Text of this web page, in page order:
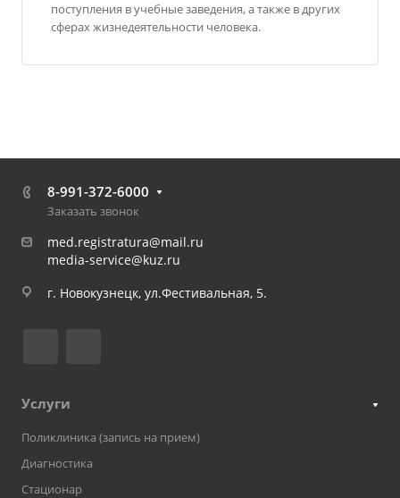
поступления в учебные заведения, а также в других
сферах жизнедеятельности человека.
8-991-372-6000
Заказать звонок
med.registratura@mail.ru
media-service@kuz.ru
г. Новокузнецк, ул.Фестивальная, 5.
Услуги
Поликлиника (запись на прием)
Диагностика
Стационар